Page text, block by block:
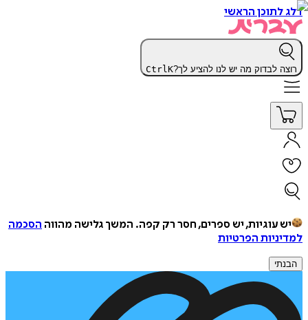
דלג לתוכן הראשי
רוצה לבדוק מה יש לנו להציע לך? CtrlK
יש עוגיות, יש ספרים, חסר רק קפה. המשך גלישה מהווה הסכמה
למדיניות הפרטיות
הבנתי